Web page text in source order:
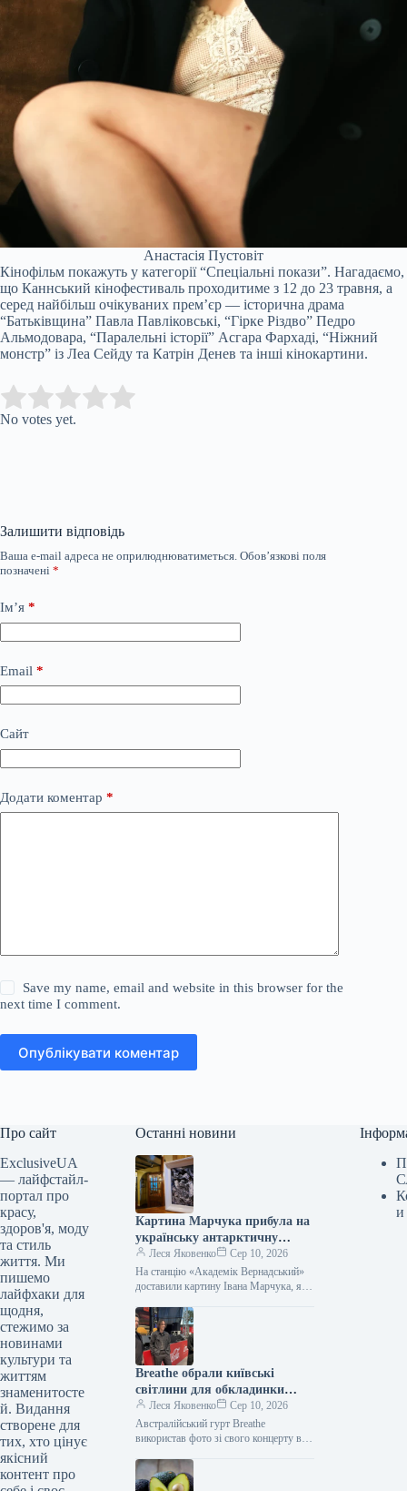
Анастасія Пустовіт
Кінофільм покажуть у категорії “Спеціальні покази”. Нагадаємо,
що Каннський кінофестиваль проходитиме з 12 до 23 травня, а
серед найбільш очікуваних прем’єр — історична драма
“Батьківщина” Павла Павліковські, “Гірке Різдво” Педро
Альмодовара, “Паралельні історії” Асгара Фархаді, “Ніжний
монстр” із Леа Сейду та Катрін Денев та інші кінокартини.
Rate this item:
No votes yet.
Залишити відповідь
Ваша e-mail адреса не оприлюднюватиметься. Обов’язкові поля
позначені *
Ім’я *
Email *
Сайт
Додати коментар *
Save my name, email and website in this browser for the
next time I comment.
Опублікувати коментар
Про сайт
ExclusiveUA
— лайфстайл-
портал про
красу,
здоров'я, моду
та стиль
життя. Ми
пишемо
лайфхаки для
щодня,
стежимо за
новинами
культури та
життям
знаменитосте
й. Видання
створене для
тих, хто цінує
якісний
контент про
Останні новини
Картина Марчука прибула на
українську антарктичну
станцію
Леся Яковенко
Сер 10, 2026
На станцію «Академік Вернадський»
доставили картину Івана Марчука, яку
полярникам На антарктичну станцію
«Академік Вернадський» доставили
роботу…
Breathe обрали київські
світлини для обкладинки
альбому
Леся Яковенко
Сер 10, 2026
Австралійський гурт Breathe
використав фото зі свого концерту в
альбому. Про це артисти повідомили
у…
и